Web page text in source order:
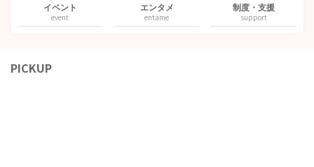
イベント
event
エンタメ
entame
制度・支援
support
PICKUP